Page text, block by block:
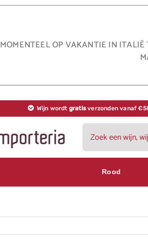
OP VAKANTIE IN ITALIË
Wijn wordt gratisverzonden vanaf
Zoeken
naar:
Rood